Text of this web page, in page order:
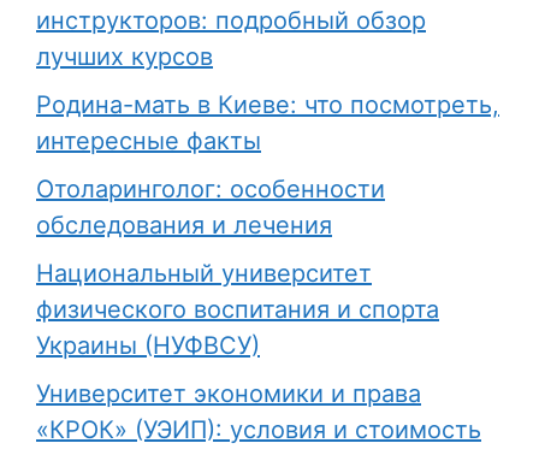
инструкторов: подробный обзор
лучших курсов
Родина-мать в Киеве: что посмотреть,
интересные факты
Отоларинголог: особенности
обследования и лечения
Национальный университет
физического воспитания и спорта
Украины (НУФВСУ)
Университет экономики и права
«КРОК» (УЭИП): условия и стоимость